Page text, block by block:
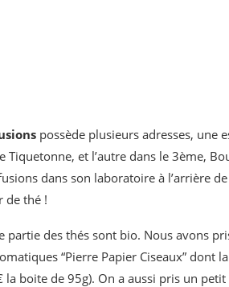
possède plusieurs adresses, une
et l’autre dans le 3ème,
dans son laboratoire à l’arrière
de thé !
partie des thés sont bio. Nous avons
“Pierre Papier Ciseaux” dont
boite de 95g). On a aussi pris un